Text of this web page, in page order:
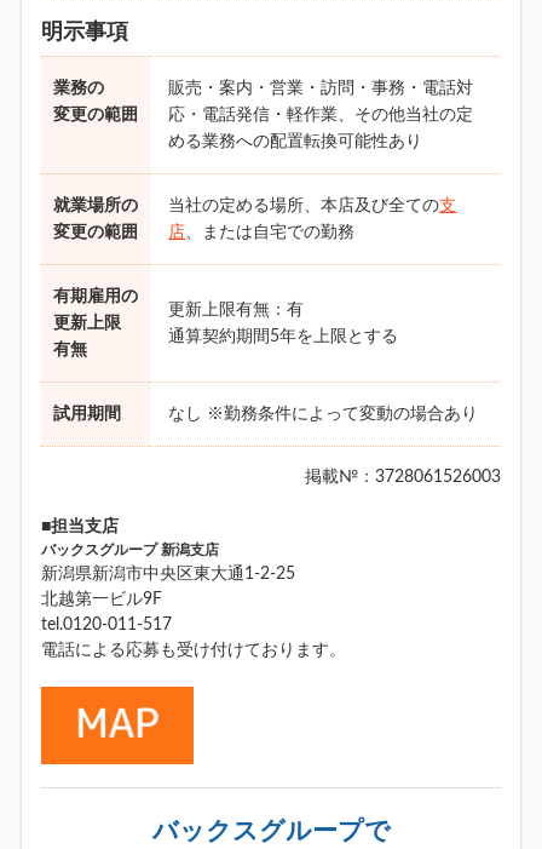
明示事項
業務の
変更の範囲
販売・案内・営業・訪問・事務・電話対
応・電話発信・軽作業、その他当社の定
める業務への配置転換可能性あり
就業場所の
変更の範囲
当社の定める場所、本店及び全ての支
店、または自宅での勤務
有期雇用の
更新上限
有無
更新上限有無：有
通算契約期間5年を上限とする
試用期間 なし ※勤務条件によって変動の場合あり
掲載№：3728061526003
■担当支店
バックスグループ 新潟支店
新潟県新潟市中央区東大通1-2-25
北越第一ビル9F
tel.0120-011-517
電話による応募も受け付けております。
バックスグループで